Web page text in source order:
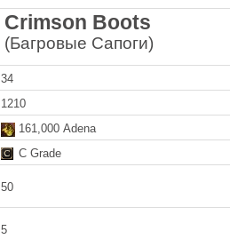
Crimson Boots
(Багровые Сапоги)
34
1210
161,000 Adena
C Grade
50
5